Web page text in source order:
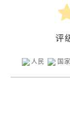
评
人民 国家